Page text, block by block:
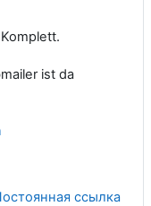
ist da
ссылка